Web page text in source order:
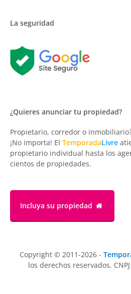
La seguridad
¿Quieres anunciar tu propiedad?
Propietario, corredor o
¡No importa! El TemporadaLivre
propietario individual hasta los
cientos de propiedades.
Incluya su propiedad
Copyright © 2011-2026 -
los derechos reservados.